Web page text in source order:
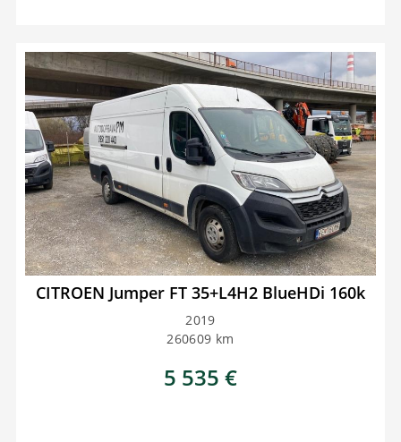
CITROEN Jumper FT 35+L4H2 BlueHDi 160k
2019
260609 km
5 535 €